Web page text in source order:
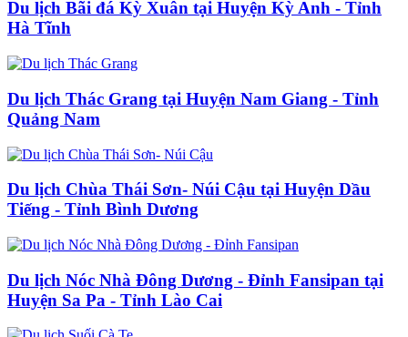
Du lịch Bãi đá Kỳ Xuân tại Huyện Kỳ Anh - Tỉnh
Hà Tĩnh
Du lịch Thác Grang tại Huyện Nam Giang - Tỉnh
Quảng Nam
Du lịch Chùa Thái Sơn- Núi Cậu tại Huyện Dầu
Tiếng - Tỉnh Bình Dương
Du lịch Nóc Nhà Đông Dương - Đỉnh Fansipan tại
Huyện Sa Pa - Tỉnh Lào Cai